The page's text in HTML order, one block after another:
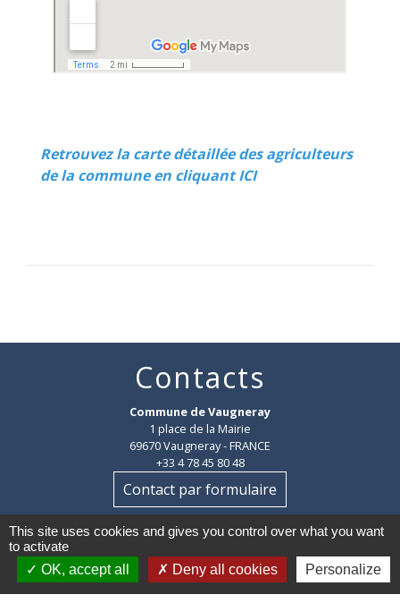
Retrouvez la carte détaillée des agriculteurs
de la commune en cliquant ICI
Contacts
Commune de Vaugneray
1 place de la Mairie
69670 Vaugneray - FRANCE
+33 4 78 45 80 48
Contact par formulaire
HORAIRES :
Du lundi au vendredi : 8h30-12h et 14h-18h
Le samedi : 8h30-12h
This site uses cookies and gives you control over what you want
to activate
OK, accept all
Deny all cookies Personalize